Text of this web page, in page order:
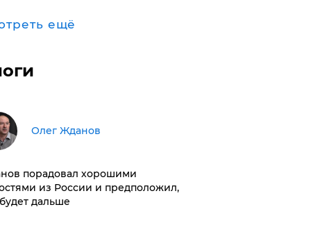
ещё
Олег Жданов
порадовал хорошими
из России и предположил,
дальше